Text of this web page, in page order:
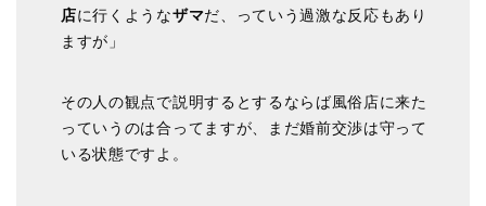
店に行くようなザマだ、っていう過激な反応もあり
ますが」
その人の観点で説明するとするならば風俗店に来た
っていうのは合ってますが、まだ婚前交渉は守って
いる状態ですよ。